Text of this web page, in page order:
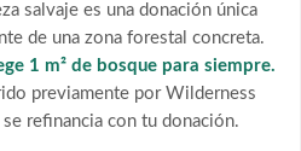
salvaje es una donación única
de una zona forestal concreta.
1 m² de bosque para siempre.
previamente por Wilderness
refinancia con tu donación.